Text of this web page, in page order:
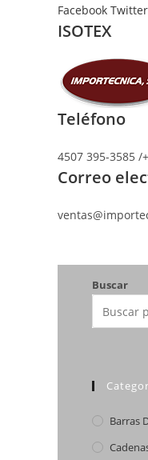
Facebook Twitter
ISOTEX
Teléfono
4507 395-3585 /
Correo
Buscar
Barras